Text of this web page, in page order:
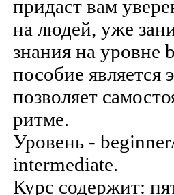
придаст вам
на людей, уже
знания на уровне
пособие
позволяет
ритме.
Уровень -
intermediate.
Курс содержит: